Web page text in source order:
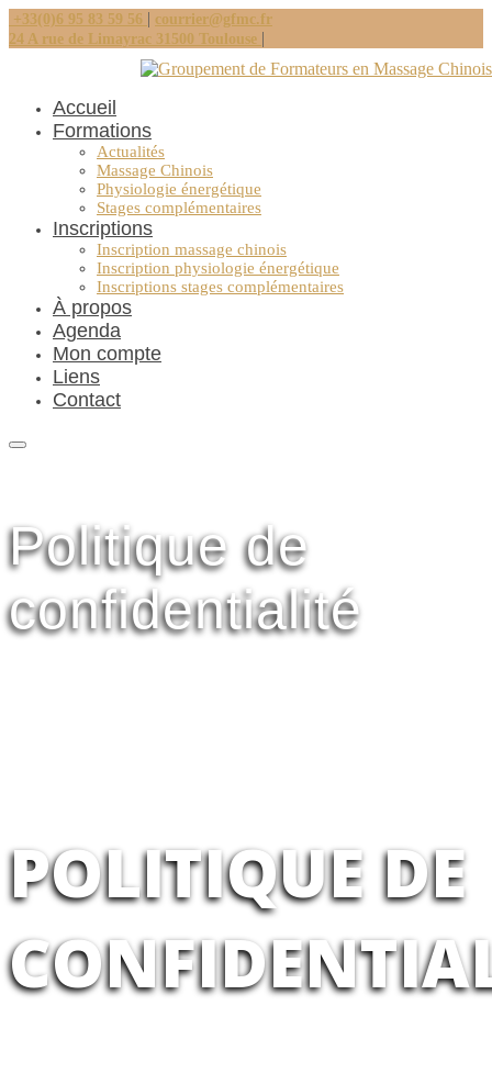
+33(0)6 95 83 59 56 | courrier@gfmc.fr
24 A rue de Limayrac 31500 Toulouse |
Accueil
Formations
Actualités
Massage Chinois
Physiologie énergétique
Stages complémentaires
Inscriptions
Inscription massage chinois
Inscription physiologie énergétique
Inscriptions stages complémentaires
À propos
Agenda
Mon compte
Liens
Contact
Politique de
confidentialité
POLITIQUE DE